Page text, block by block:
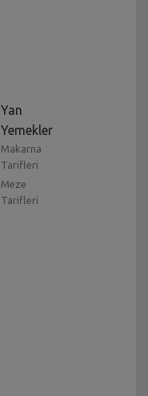
Yan
Yemekler
Makarna
Tarifleri
Meze
Tarifleri